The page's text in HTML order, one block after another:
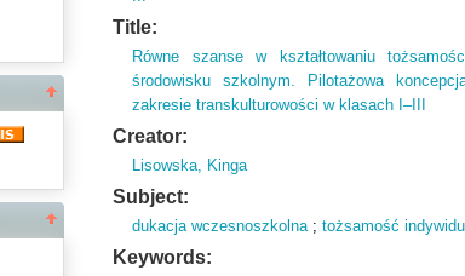
Title:
Równe szanse w kształtowaniu
środowisku szkolnym. Pilotażowa
zakresie transkulturowości w klasach I–III
Creator:
Lisowska, Kinga
Subject:
dukacja wczesnoszkolna;tożsamość
Keywords: